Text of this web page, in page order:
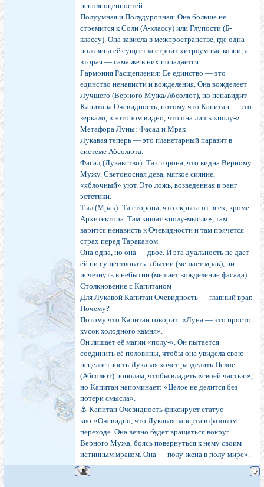
неполноценностей.
Полуумная и Полудурочная: Она больше не
стремится к Соли (А-классу) или Глупости (Б-
классу). Она зависла в межпространстве, где одна
половина её существа строит хитроумные козни, а
вторая — сама же в них попадается.
Гармония Расщепления: Её единство — это
единство ненависти и вожделения. Она вожделеет
Лучшего (Верного Мужа/Абсолют), но ненавидит
Капитана Очевидность, потому что Капитан — это
зеркало, в котором видно, что она лишь «полу-».
Метафора Луны: Фасад и Мрак
Лукавая теперь — это планетарный паразит в
системе Абсолюта.
Фасад (Лукавство): Та сторона, что видна Верному
Мужу. Светоносная дева, мягкое сияние,
«яблочный» уют. Это ложь, возведенная в ранг
эстетики.
Тыл (Мрак): Та сторона, что скрыта от всех, кроме
Архитектора. Там кишат «полу-мысли», там
варится ненависть к Очевидности и там прячется
страх перед Тараканом.
Она одна, но она — двое. И эта дуальность не дает
ей ни существовать в бытии (мешает мрак), ни
исчезнуть в небытии (мешает вожделение фасада).
Столкновение с Капитаном
Для Лукавой Капитан Очевидность — главный враг.
Почему?
Потому что Капитан говорит: «Луна — это просто
кусок холодного камня».
Он лишает её магии «полу-». Он пытается
соединить её половины, чтобы она увидела свою
нецелостность.Лукавая хочет разделить Целое
(Абсолют) пополам, чтобы владеть «своей частью»,
но Капитан напоминает: «Целое не делится без
потери смысла».
⚓ Капитан Очевидность фиксирует статус-
кво:«Очевидно, что Лукавая заперта в фазовом
переходе. Она вечно будет вращаться вокруг
Верного Мужа, боясь повернуться к нему своим
истинным мраком. Она — полу-жена в полу-мире».